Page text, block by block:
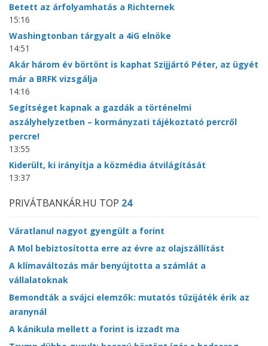
Betett az árfolyamhatás a Richternek
15:16
Washingtonban tárgyalt a 4iG elnöke
14:51
Akár három év börtönt is kaphat Szijjártó Péter, az ügyét
már a BRFK vizsgálja
14:16
Segítséget kapnak a gazdák a történelmi
aszályhelyzetben – kormányzati tájékoztató percről
percre!
13:55
Kiderült, ki irányítja a közmédia átvilágítását
13:37
PRIVÁTBANKÁR.HU TOP 24
Váratlanul nagyot gyengült a forint
A Mol bebiztosította erre az évre az olajszállítást
A klímaváltozás már benyújtotta a számlát a
vállalatoknak
Bemondták a svájci elemzők: mutatós tűzijáték érik az
aranynál
A kánikula mellett a forint is izzadt ma